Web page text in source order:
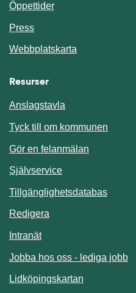
Öppettider
Press
Webbplatskarta
Resurser
Anslagstavla
Tyck till om kommunen
Gör en felanmälan
SjälvserviceLänk till annan
TillgänglighetsdatabasLänk
Redigera
IntranätLänk till annan
Jobba hos oss - lediga jobb
Lidköpingskartan